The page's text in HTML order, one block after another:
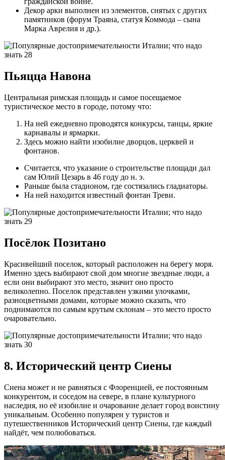
Декор арки выполнен из элементов, снятых с других
памятников (форум Траяна, статуя Коммода – сына
Марка Аврелия и др.).
Пьяцца Навона
Центральная римская площадь и самое посещаемое
туристическое место в городе, потому что:
На ней ежедневно проводятся конкурсы, танцы, яркие
карнавалы и ярмарки.
Здесь можно найти изобилие дворцов, церквей и
фонтанов.
Считается, что указание о строительстве площади дал
сам Юлий Цезарь в 46 году до н. э.
Раньше была стадионом, где состязались гладиаторы.
На ней находится известный фонтан Треви.
Посёлок Позитано
Красивейший поселок, который расположен на берегу моря.
Именно здесь выбирают свой дом многие звездные люди, а
если они выбирают это место, значит оно просто
великолепно. Поселок представлен узкими улочками,
разноцветными домами, которые можно сказать, что
поднимаются по самым крутым склонам – это место просто
очаровательно.
8. Исторический центр Сиены
Сиена может и не равняться с Флоренцией, ее постоянным
конкурентом, и соседом на севере, в плане культурного
наследия, но её изобилие и очарование делает город воистину
уникальным. Особенно популярен у туристов и
путешественников Исторический центр Сиены, где каждый
найдёт, чем полюбоваться.